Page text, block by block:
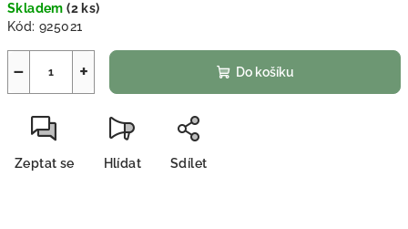
Skladem(2 ks)
Kód: 925021
+
− Do košíku
Zeptat se Hlídat Sdílet